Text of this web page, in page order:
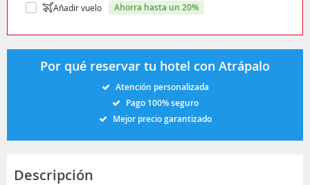
Añadir vuelo ahorra hasta un 20%
Por qué reservar tu hotel con Atrápalo
Atención personalizada
Pago 100% seguro
Mejor precio garantizado
Descripción